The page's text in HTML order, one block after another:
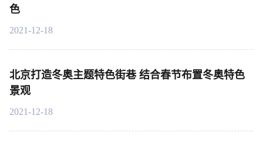
色
2021-12-18
北京打造冬奥主题特色街巷 结合春节布置冬奥特色
景观
2021-12-18